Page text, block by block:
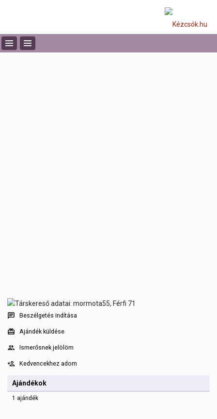
Beszélgetés indítása
Ajándék küldése
Ismerősnek jelölöm
Kedvencekhez adom
Ajándékok
1 ajándék